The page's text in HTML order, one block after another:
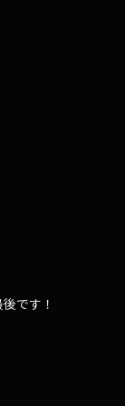
です！